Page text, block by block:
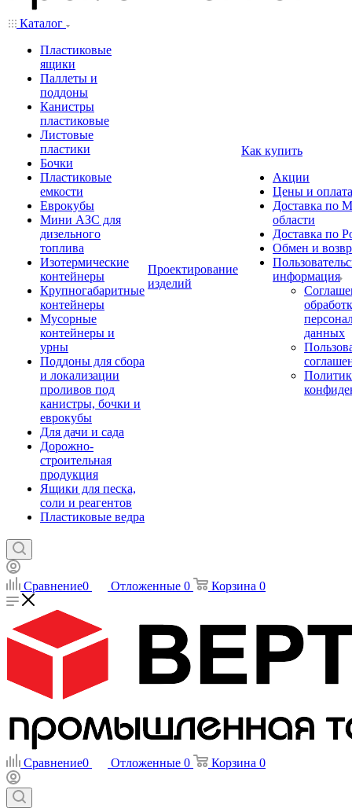
Каталог
Пластиковые
ящики
Паллеты и
поддоны
Канистры
пластиковые
Листовые
пластики
Бочки
Пластиковые
емкости
Еврокубы
Мини АЗС для
дизельного
топлива
Изотермические
контейнеры
Крупногабаритные
контейнеры
Мусорные
контейнеры и
урны
Поддоны для сбора
и локализации
проливов под
канистры, бочки и
еврокубы
Для дачи и сада
Дорожно-
строительная
продукция
Ящики для песка,
соли и реагентов
Пластиковые ведра
Проектирование
изделий
Как купить
Акции
Цены и оплата
Доставка по
области
Доставка по
Обмен и
информация
данных
Сравнение0 Отложенные 0 Корзина 0
Сравнение0 Отложенные 0 Корзина 0